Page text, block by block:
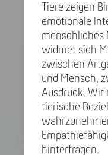
Tiere zeigen
emotionale
menschliches
widmet sich
zwischen
und Mensch,
Ausdruck. Wir
tierische
hinterfragen.